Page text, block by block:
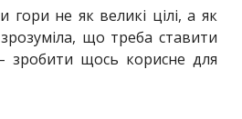
гори не як великі цілі, а як
що треба ставити
зробити щось корисне для